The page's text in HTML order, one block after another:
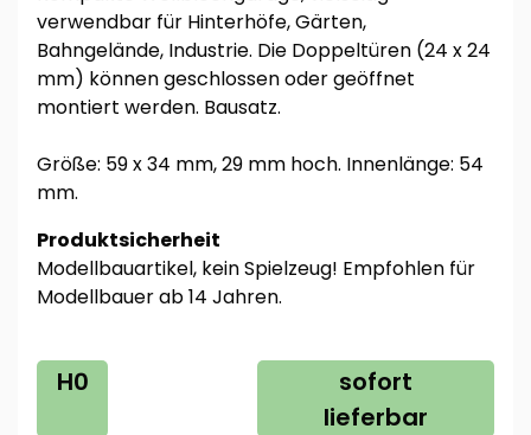
verwendbar für Hinterhöfe, Gärten,
Bahngelände, Industrie. Die Doppeltüren (24 x 24
mm) können geschlossen oder geöffnet
montiert werden. Bausatz.
Größe: 59 x 34 mm, 29 mm hoch. Innenlänge: 54
mm.
Produktsicherheit
Modellbauartikel, kein Spielzeug! Empfohlen für
Modellbauer ab 14 Jahren.
H0
sofort
lieferbar